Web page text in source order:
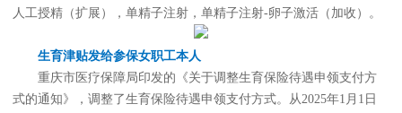
人工授精（扩展），单精子注射，单精子注射-卵子激活（加收）。
生育津贴发给参保女职工本人
重庆市医疗保障局印发的《关于调整生育保险待遇申领支付方
式的通知》，调整了生育保险待遇申领支付方式。从2025年1月1日